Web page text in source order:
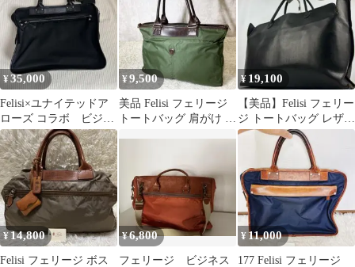
¥35,000
Felisi×ユナイテッドア
ローズ コラボ ビジネ
スバック
¥9,500
美品 Felisi フェリージ
トートバッグ 肩がけ カ
¥ 19,100
【美品】Felisi フェリー
ジ トートバッグ レザ
ー ビジネス 0071/1
¥14,800
Felisi フェリージ ボス
¥6,800
フェリージ ビジネス
¥ 11,000
177 Felisi フェリージ